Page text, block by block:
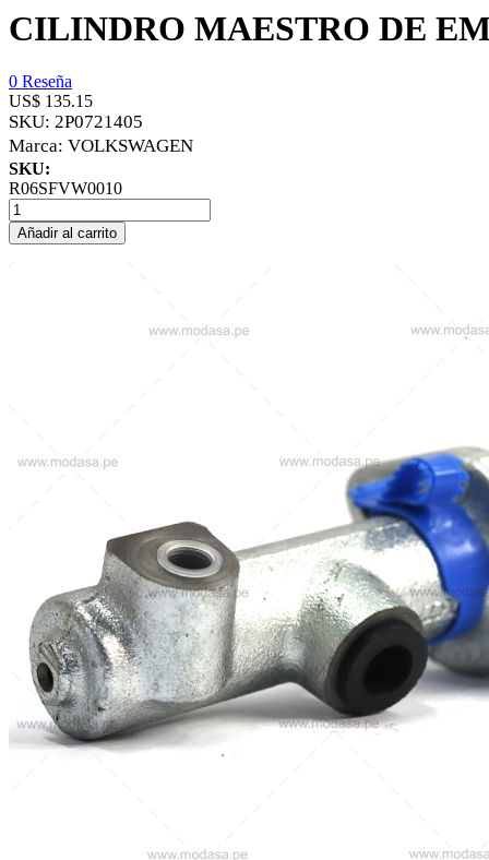
CILINDRO MAESTRO DE
0 Reseña
US$ 135.15
SKU: 2P0721405
Marca: VOLKSWAGEN
SKU:
R06SFVW0010
Añadir al carrito